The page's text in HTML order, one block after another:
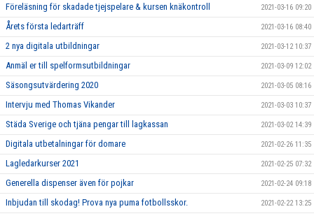
Föreläsning för skadade tjejspelare & kursen knäkontroll 2021-03-16 09:20
Årets första ledarträff 2021-03-16 08:40
2 nya digitala utbildningar 2021-03-12 10:37
Anmäl er till spelformsutbildningar 2021-03-09 12:02
Säsongsutvärdering 2020 2021-03-05 08:16
Intervju med Thomas Vikander 2021-03-03 10:37
Städa Sverige och tjäna pengar till lagkassan 2021-03-02 14:39
Digitala utbetalningar för domare 2021-02-26 11:35
Lagledarkurser 2021 2021-02-25 07:32
Generella dispenser även för pojkar 2021-02-24 09:18
Inbjudan till skodag! Prova nya puma fotbollsskor. 2021-02-22 13:25